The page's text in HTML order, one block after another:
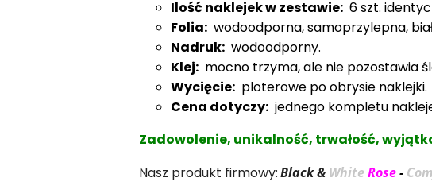
Ilość naklejek w zestawie:6szt.
Folia: wodoodporna, samoprzylepna,
Nadruk: wodoodporny.
Klej: mocno trzyma, ale nie pozostawia
Wycięcie: ploterowe po obrysie naklejki.
Cena dotyczy: jednego kompletu
Zadowolenie, unikalność, trwałość,
Nasz produkt firmowy:Black & WhiteRose-